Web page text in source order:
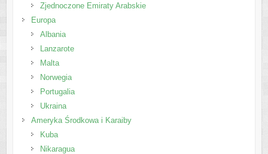
Zjednoczone Emiraty Arabskie
Europa
Albania
Lanzarote
Malta
Norwegia
Portugalia
Ukraina
Ameryka Środkowa i Karaiby
Kuba
Nikaragua